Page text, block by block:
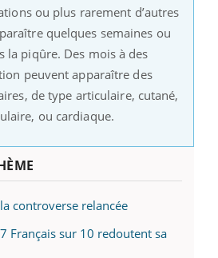
ou plus rarement d’autres
quelques semaines ou
la piqûre. Des mois à des
peuvent apparaître des
de type articulaire, cutané,
ou cardiaque.
controverse relancée
Français sur 10 redoutent sa